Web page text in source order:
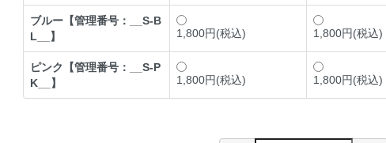
ブルー【管理番号：__S-B
L__】
1,800円(税込) 1,800円(税込)
ピンク【管理番号：__S-P
K__】
1,800円(税込) 1,800円(税込)